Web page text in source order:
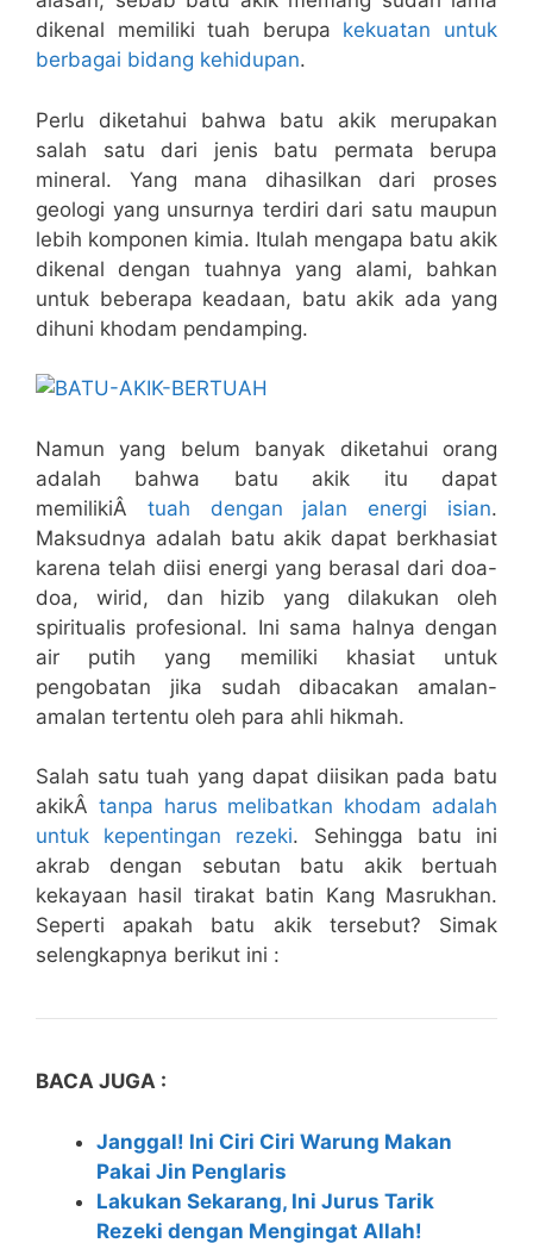
dikenal memiliki tuah berupa kekuatan untuk
berbagai bidang kehidupan.
Perlu diketahui bahwa batu akik merupakan
salah satu dari jenis batu permata berupa
mineral. Yang mana dihasilkan dari proses
geologi yang unsurnya terdiri dari satu maupun
lebih komponen kimia. Itulah mengapa batu akik
dikenal dengan tuahnya yang alami, bahkan
untuk beberapa keadaan, batu akik ada yang
dihuni khodam pendamping.
Namun yang belum banyak diketahui orang
adalah bahwa batu akik itu dapat
memilikiÂ tuah dengan jalan energi isian.
Maksudnya adalah batu akik dapat berkhasiat
karena telah diisi energi yang berasal dari doa-
doa, wirid, dan hizib yang dilakukan oleh
spiritualis profesional. Ini sama halnya dengan
air putih yang memiliki khasiat untuk
pengobatan jika sudah dibacakan amalan-
amalan tertentu oleh para ahli hikmah.
Salah satu tuah yang dapat diisikan pada batu
akikÂ tanpa harus melibatkan khodam adalah
untuk kepentingan rezeki. Sehingga batu ini
akrab dengan sebutan batu akik bertuah
kekayaan hasil tirakat batin Kang Masrukhan.
Seperti apakah batu akik tersebut? Simak
selengkapnya berikut ini :
BACA JUGA :
Janggal! Ini Ciri Ciri Warung Makan
Pakai Jin Penglaris
Lakukan Sekarang, Ini Jurus Tarik
Rezeki dengan Mengingat Allah!